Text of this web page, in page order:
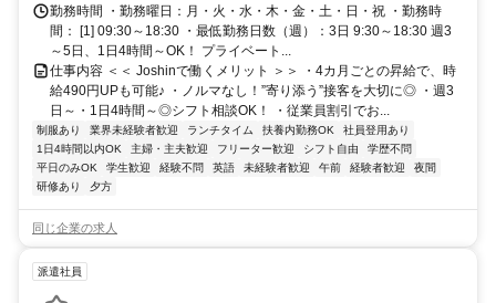
勤務時間 ・勤務曜日：月・火・水・木・金・土・日・祝 ・勤務時
間： [1] 09:30～18:30 ・最低勤務日数（週）：3日 9:30～18:30 週3
～5日、1日4時間～OK！ プライベート...
仕事内容 ＜＜ Joshinで働くメリット ＞＞ ・4カ月ごとの昇給で、時
給490円UPも可能♪ ・ノルマなし！”寄り添う”接客を大切に◎ ・週3
日～・1日4時間～◎シフト相談OK！ ・従業員割引でお...
制服あり 業界未経験者歓迎 ランチタイム 扶養内勤務OK
社員登用あり
1日4時間以内OK
主婦・主夫歓迎 フリーター歓迎 シフト自由
学歴不問
平日のみOK
学生歓迎 経験不問 英語 未経験者歓迎 午前 経験者歓迎
夜間
研修あり
夕方
同じ企業の求人
派遣社員